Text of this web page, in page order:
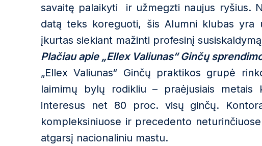
savaitę palaikyti ir užmegzti naujus ryšius.
datą teks koreguoti, šis Alumni klubas yra
įkurtas siekiant mažinti profesinį
Plačiau apie „Ellex Valiunas“ Ginčų
„Ellex Valiunas“ Ginčų praktikos grupė
laimimų bylų rodikliu – praėjusiais metais
interesus net 80 proc. visų ginčų.
kompleksiniuose ir precedento
atgarsį nacionaliniu mastu.